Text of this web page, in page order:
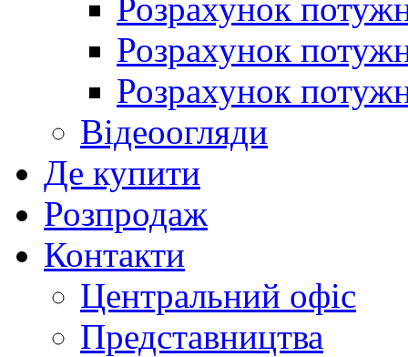
Розрахунок
Розрахунок
Розрахунок
Відеоогляди
Де купити
Розпродаж
Контакти
Центральний офіс
Представництва